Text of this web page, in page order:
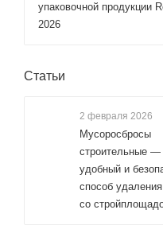
упаковочной продукции
2026
Статьи
2 февраля 2026
Мусоросбросы
строительные —
удобный и
способ
со